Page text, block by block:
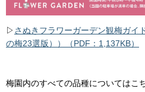
▷ さぬきフラワーガーデン観梅ガイ
の梅23選版））（PDF：1,137KB）
梅園内のすべての品種についてはこ